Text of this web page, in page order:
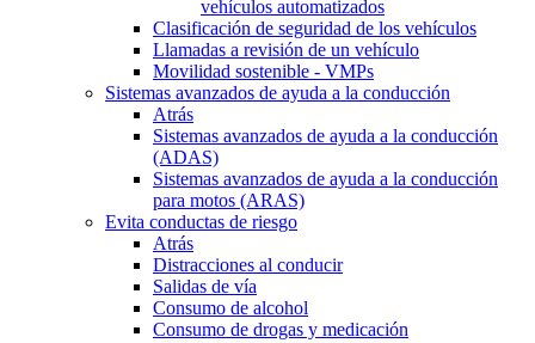
vehículos automatizados
Clasificación de seguridad de los vehículos
Llamadas a revisión de un vehículo
Movilidad sostenible - VMPs
Sistemas avanzados de ayuda a la conducción
Atrás
Sistemas avanzados de ayuda a la conducción
(ADAS)
Sistemas avanzados de ayuda a la conducción
para motos (ARAS)
Evita conductas de riesgo
Atrás
Distracciones al conducir
Salidas de vía
Consumo de alcohol
Consumo de drogas y medicación